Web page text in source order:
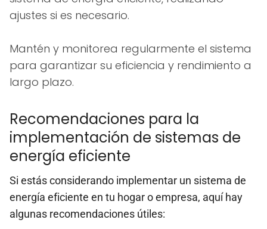
ajustes si es necesario.
Mantén y monitorea regularmente el sistema
para garantizar su eficiencia y rendimiento a
largo plazo.
Recomendaciones para la
implementación de sistemas de
energía eficiente
Si estás considerando implementar un sistema de
energía eficiente en tu hogar o empresa, aquí hay
algunas recomendaciones útiles: